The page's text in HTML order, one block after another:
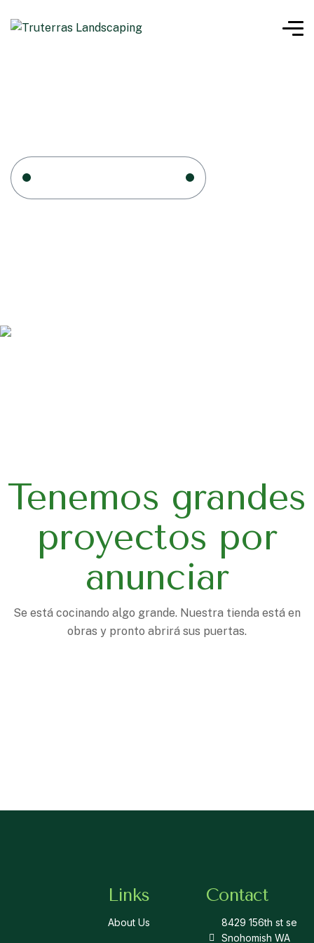
Tenemos grandes
proyectos por
anunciar
Se está cocinando algo grande. Nuestra tienda está en
obras y pronto abrirá sus puertas.
Links
About Us
Contact
8429 156th st se
Snohomish WA